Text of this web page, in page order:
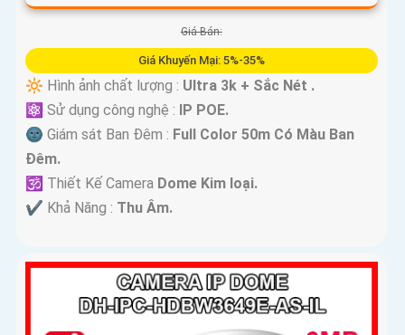
Giá Bán:
Giá Khuyến Mại: 5%-35%
🔆 Hình ảnh chất lượng : Ultra 3k + Sắc Nét .
⚛️ Sử dụng công nghệ : IP POE.
🌚 Giám sát Ban Đêm : Full Color 50m Có Màu Ban
Ðêm.
🕉️ Thiết Kế Camera Dome Kim loại.
️✔️ Khả Năng : Thu Âm.